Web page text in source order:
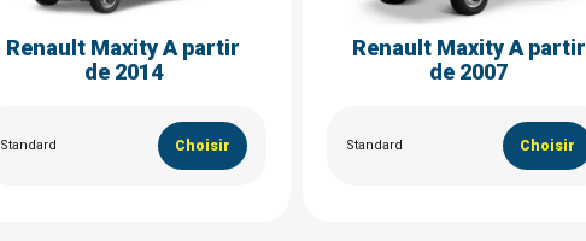
Renault Maxity A partir
de 2014
Standard Choisir
Renault Maxity A partir
de 2007
Standard Choisir